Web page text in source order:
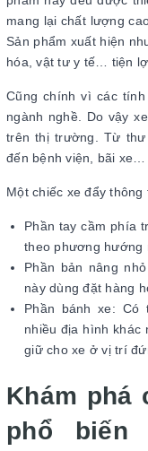
mang lại chất lượng
Sản phẩm xuất hiện
hóa, vật tư y tế… tiện
Cũng chính vì các
ngành nghề. Do vậy
trên thị trường. Từ thư
đến bệnh viện, bãi
Một chiếc xe đẩy
Phần tay cầm phía
theo phương hướng
Phần bản nâng
này dùng đặt hàng
Phần bánh xe:
nhiều địa hình khác
giữ cho xe ở vị trí
Khám phá
phổ biến